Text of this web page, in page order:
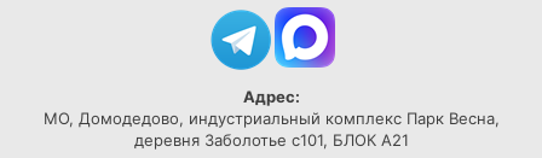
Адрес:
МО, Домодедово, индустриальный комплекс Парк Весна,
деревня Заболотье с101, БЛОК А21